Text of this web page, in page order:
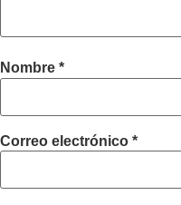
Nombre *
Correo electrónico *